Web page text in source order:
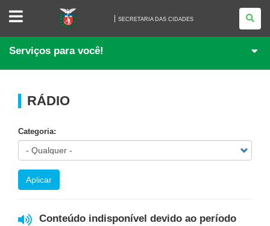
SECRETARIA
CIDADES
SECRETARIA DAS CIDADES
Serviços para você!
RÁDIO
Categoria:
Aplicar
Conteúdo indisponível devido ao período